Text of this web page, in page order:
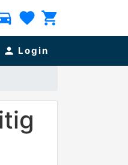
favorite shopping_cart
person Login